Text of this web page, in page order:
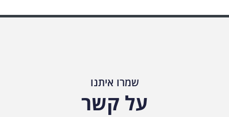
שמרו איתנו
על קשר